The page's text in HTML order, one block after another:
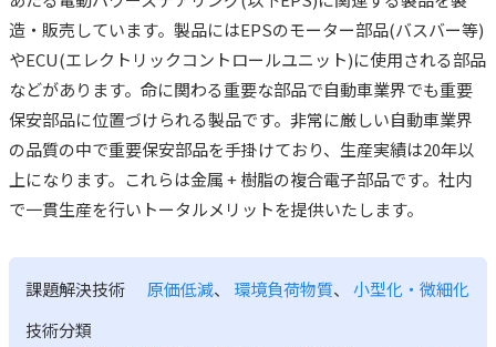
造・販売しています。製品にはEPSのモーター部品(バスバー等)
やECU(エレクトリックコントロールユニット)に使用される部品
などがあります。命に関わる重要な部品で自動車業界でも重要
保安部品に位置づけられる製品です。非常に厳しい自動車業界
の品質の中で重要保安部品を手掛けており、生産実績は20年以
上になります。これらは金属 + 樹脂の複合電子部品です。社内
で一貫生産を行いトータルメリットを提供いたします。
課題解決技術 原価低減、 環境負荷物質、 小型化・微細化
技術分類